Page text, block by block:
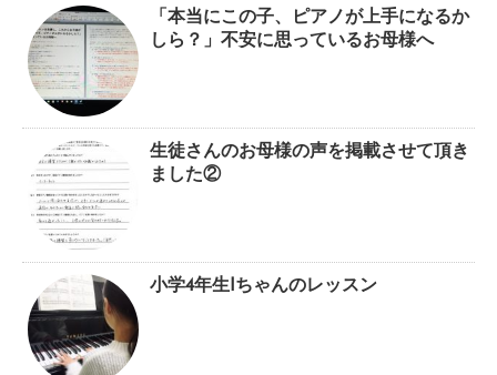
「本当にこの子、ピアノが上手になるか
しら？」不安に思っているお母様へ
生徒さんのお母様の声を掲載させて頂き
ました②
小学4年生Iちゃんのレッスン